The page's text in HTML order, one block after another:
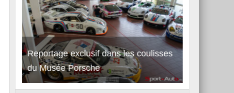
Reportage exclusif dans les coulisses
du Musée Porsche
Découverte de la nouvelle Ferrari
12Cilindri Manuale